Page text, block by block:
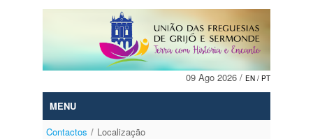
Skip to Content
09 Ago 2026 /EN/ PT
MENU
Contactos / Localização